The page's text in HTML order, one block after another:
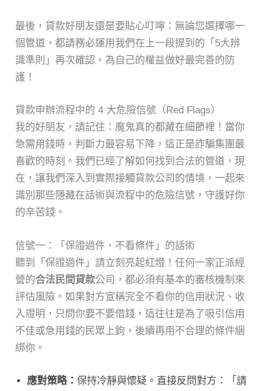
最後，貸款好朋友還是要貼心叮嚀：無論您選擇哪一
個管道，都請務必運用我們在上一段提到的「5大辨
識準則」再次確認，為自己的權益做好最完善的防
護！
貸款申辦流程中的 4 大危險信號（Red Flags）
我的好朋友，請記住：魔鬼真的都藏在細節裡！當你
急需用錢時，判斷力最容易下降，這正是詐騙集團最
喜歡的時刻。我們已經了解如何找到合法的管道，現
在，讓我們深入到實際接觸貸款公司的情境，一起來
識別那些隱藏在話術與流程中的危險信號，守護好你
的辛苦錢。
信號一：「保證過件、不看條件」的話術
聽到「保證過件」請立刻亮起紅燈！任何一家正派經
營的合法民間貸款公司，都必須有基本的審核機制來
評估風險。如果對方宣稱完全不看你的信用狀況、收
入證明，只問你要不要借錢，這往往是為了吸引信用
不佳或急用錢的民眾上鉤，後續再用不合理的條件綑
綁你。
應對策略：保持冷靜與懷疑。直接反問對方：「請